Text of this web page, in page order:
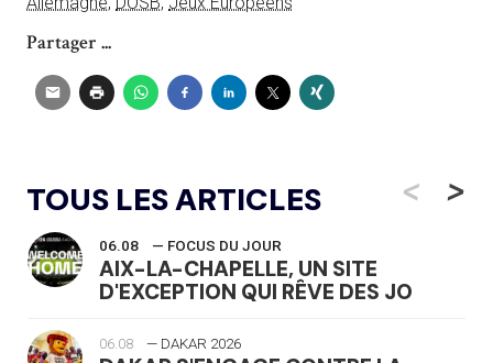
Partager ...
TOUS LES ARTICLES <
06.08 — FOCUS DU JOUR
AIX-LA-CHAPELLE, UN SITE
D'EXCEPTION QUI RÊVE DES JO
06.08 — DAKAR 2026
>